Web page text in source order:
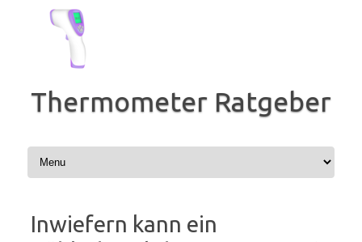
springen
Thermometer Ratgeber
Inwiefern kann ein